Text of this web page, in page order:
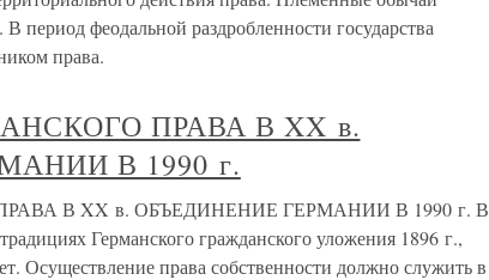
период феодальной раздробленности государства
права.
ПРАВА В XX в.
В 1990 г.
В XX в. ОБЪЕДИНЕНИЕ ГЕРМАНИИ В 1990 г. В
Германского гражданского уложения 1896 г.,
Осуществление права собственности должно служить в